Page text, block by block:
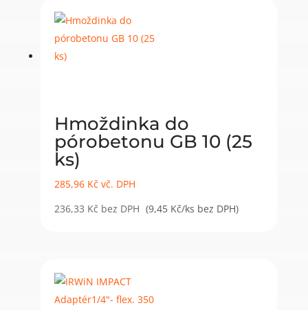
Hmoždinka do
pórobetonu GB 10 (25
ks)
285,96 Kč vč. DPH
236,33 Kč bez DPH (9,45 Kč/ks bez DPH)